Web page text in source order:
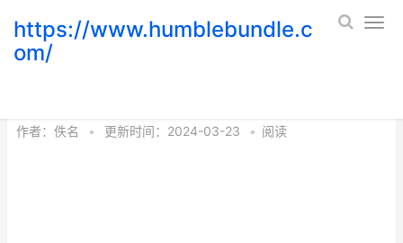
https://www.humblebundle.c
om/
作者： 佚名 • 更新时间：2024-03-23 • 阅读